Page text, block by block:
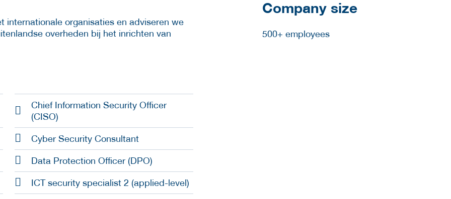
internationale organisaties en adviseren we
overheden bij het inrichten van
Chief Information Security Officer
(CISO)
Cyber Security Consultant
Data Protection Officer (DPO)
ICT security specialist 2 (applied-level)
Company size
500+ employees